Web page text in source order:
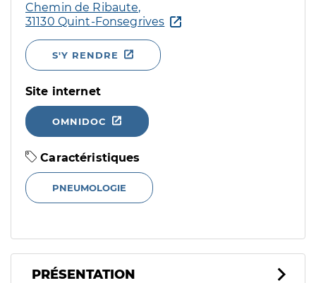
Chemin de Ribaute,
31130 Quint-Fonsegrives
S'Y RENDRE
Site internet
OMNIDOC
Caractéristiques
PNEUMOLOGIE
PRÉSENTATION